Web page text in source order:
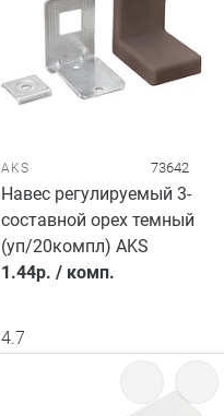
AKS 73642
Навес регулируемый 3-
составной орех темный
(уп/20компл) AKS
1.44р. / комп.
4.7